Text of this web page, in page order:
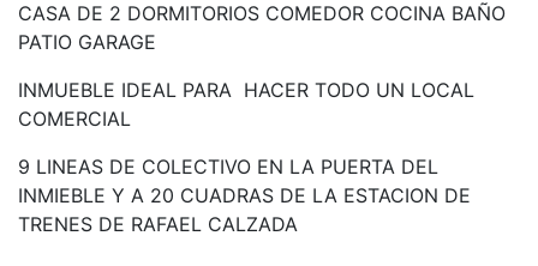
CASA DE 2 DORMITORIOS COMEDOR COCINA BAÑO
PATIO GARAGE
INMUEBLE IDEAL PARA HACER TODO UN LOCAL
COMERCIAL
9 LINEAS DE COLECTIVO EN LA PUERTA DEL
INMIEBLE Y A 20 CUADRAS DE LA ESTACION DE
TRENES DE RAFAEL CALZADA